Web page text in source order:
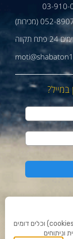
03-910-
(מכירות)
לידיעתכם, באתר זה נעשה שימוש ב"קבצי עוגיות" (cookies) וכלים דומים
וניתוחים